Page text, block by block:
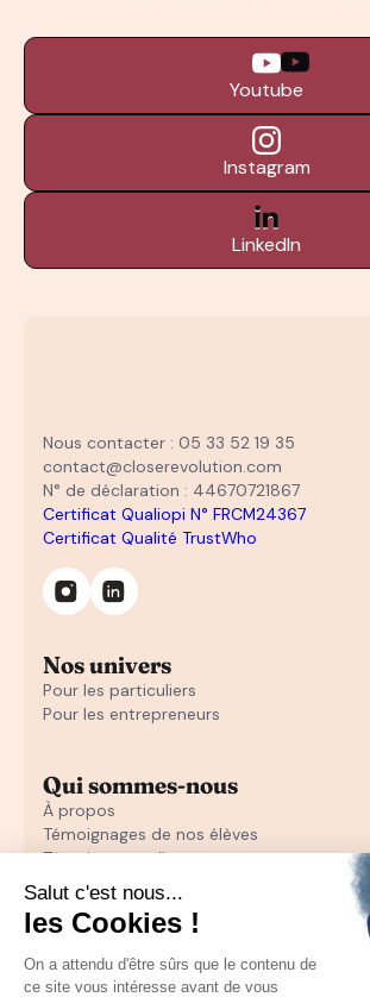
Youtube
Instagram
LinkedIn
Nous contacter : 05 33 52 19 35
contact@closerevolution.com
N° de déclaration : 44670721867
Certificat Qualiopi N° FRCM24367
Certificat Qualité TrustWho
Nos univers
Pour les particuliers
Pour les entrepreneurs
Qui sommes-nous
À propos
Témoignages de nos élèves
Témoignages d'entrepreneurs
Découvrir
Notre initiation au closing offerte
Notre formation en closing